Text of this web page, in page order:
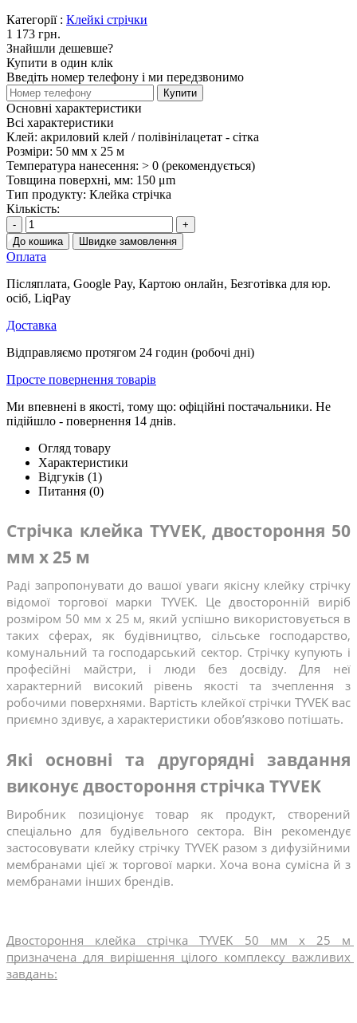
Категорії : Клейкі стрічки
1 173 грн.
Знайшли дешевше?
Купити в один клік
Введіть номер телефону і ми передзвонимо
Купити
Основні характеристики
Всі характеристики
Клей: акриловий клей / полівінілацетат - сітка
Розміри: 50 мм х 25 м
Температура нанесення: > 0 (рекомендується)
Товщина поверхні, мм: 150 μm
Тип продукту: Клейка стрічка
Кількість:
-
+
До кошика
Швидке замовлення
Оплата
Післяплата, Google Pay, Картою онлайн, Безготівка для юр.
осіб, LiqPay
Доставка
Відправляємо протягом 24 годин (робочі дні)
Просте повернення товарів
Ми впевнені в якості, тому що: офіційні постачальники. Не
підійшло - повернення 14 днів.
Огляд товару
Характеристики
Відгуків (1)
Питання (0)
Стрічка клейка TYVEK, двостороння 50
мм x 25 м
Раді запропонувати до вашої уваги якісну клейку стрічку
відомої торгової марки TYVEK. Це двосторонній виріб
розміром 50 мм x 25 м, який успішно використовується в
таких сферах, як будівництво, сільське господарство,
комунальний та господарський сектор. Стрічку купують і
професійні майстри, і люди без досвіду. Для неї
характерний високий рівень якості та зчеплення з
робочими поверхнями. Вартість клейкої стрічки TYVEK вас
приємно здивує, а характеристики обов’язково потішать.
Які основні та другорядні завдання
виконує двостороння стрічка TYVEK
Виробник позиціонує товар як продукт, створений
спеціально для будівельного сектора. Він рекомендує
застосовувати клейку стрічку TYVEK разом з дифузійними
мембранами цієї ж торгової марки. Хоча вона сумісна й з
мембранами інших брендів.
Двостороння клейка стрічка TYVEK 50 мм x 25 м
призначена для вирішення цілого комплексу важливих
завдань: